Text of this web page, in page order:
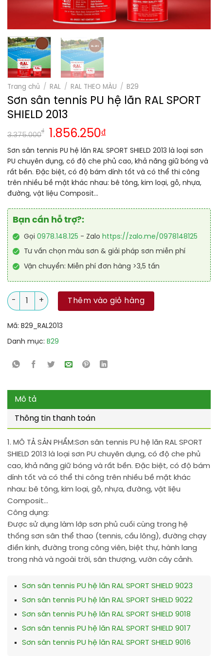
Trang chủ / RAL / RAL THEO MÀU / B29
Sơn sân tennis PU hệ lăn RAL SPORT
SHIELD 2013
3.375.000
₫ 1.856.250₫
Sơn sân tennis PU hệ lăn RAL SPORT SHIELD 2013 là loại sơn
PU chuyên dụng, có độ che phủ cao, khả năng giữ bóng và
rất bền. Đặc biệt, có độ bám dính tốt và có thể thi công
trên nhiều bề mặt khác nhau: bê tông, kim loại, gỗ, nhựa,
đường, vật liệu Composit…
Bạn cần hỗ trợ?:
Gọi 0978.148.125 - Zalo https://zalo.me/0978148125
Tư vấn chọn màu sơn & giải pháp sơn miễn phí
Vận chuyển: Miễn phí đơn hàng >3,5 tấn
Sơn sân tennis PU hệ lăn RAL SPORT SHIELD 2013 số lượng
Thêm vào giỏ hàng
Mã: B29_RAL2013
Danh mục: B29
Mô tả
Thông tin thanh toán
1. MÔ TẢ SẢN PHẨM:Sơn sân tennis PU hệ lăn RAL SPORT
SHIELD 2013 là loại sơn PU chuyên dụng, có độ che phủ
cao, khả năng giữ bóng và rất bền. Đặc biệt, có độ bám
dính tốt và có thể thi công trên nhiều bề mặt khác
nhau: bê tông, kim loại, gỗ, nhựa, đường, vật liệu
Composit…
Công dụng:
Được sử dụng làm lớp sơn phủ cuối cùng trong hệ
thống sơn sân thể thao (tennis, cầu lông), đường chạy
điền kinh, đường trong công viên, biệt thự, hành lang
trong nhà và ngoài trời, sân thượng, vườn cây cảnh.
Sơn sân tennis PU hệ lăn RAL SPORT SHIELD 9023
Sơn sân tennis PU hệ lăn RAL SPORT SHIELD 9022
Sơn sân tennis PU hệ lăn RAL SPORT SHIELD 9018
Sơn sân tennis PU hệ lăn RAL SPORT SHIELD 9017
Sơn sân tennis PU hệ lăn RAL SPORT SHIELD 9016